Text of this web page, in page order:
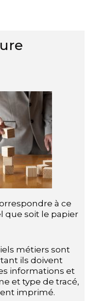
à ce
que soit le papier
métiers sont
ils doivent
informations et
et type de tracé,
imprimé.